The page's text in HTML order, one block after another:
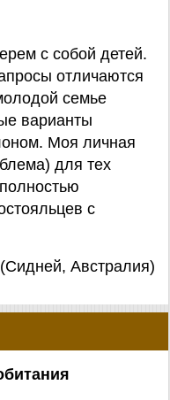
с собой детей.
отличаются
семье
варианты
Моя личная
для тех
с
(Сидней, Австралия)